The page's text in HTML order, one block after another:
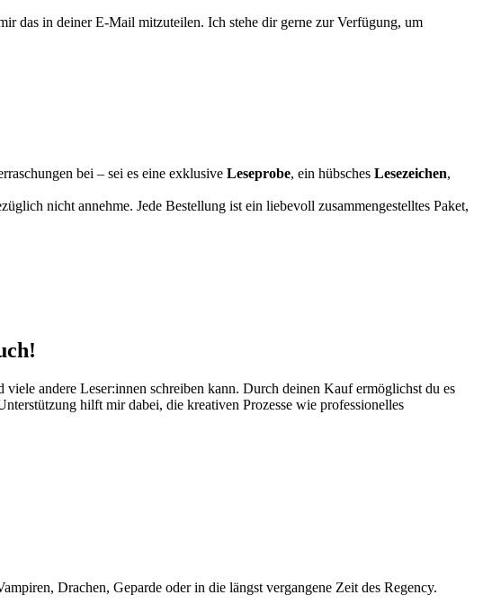
das in deiner E-Mail mitzuteilen. Ich stehe dir gerne zur Verfügung, um
bei – sei es eine exklusive Leseprobe, ein hübsches Lesezeichen,
nicht annehme. Jede Bestellung ist ein liebevoll zusammengestelltes Paket,
andere Leser:innen schreiben kann. Durch deinen Kauf ermöglichst du es
hilft mir dabei, die kreativen Prozesse wie professionelles
Drachen, Geparde oder in die längst vergangene Zeit des Regency.